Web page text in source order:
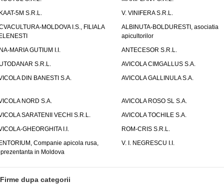
5M S.R.L.
V. VINIFERA S.R.L.
MOLDOVA I.S., FILIALA
ALBINUTA-BOLDURESTI, asociatia
apicultorilor
MARIA GUTIUM I.I.
ANTECESOR S.R.L.
S.R.L.
AVICOLA CIMGALLUS S.A.
DIN BANESTI S.A.
AVICOLA GALLINULA S.A.
NORD S.A.
AVICOLA ROSO SL S.A.
SARATENII VECHI S.R.L.
AVICOLA TOCHILE S.A.
GHEORGHITA I.I.
ROM-CRIS S.R.L.
Companie apicola rusa,
in Moldova
V. I. NEGRESCU I.I.
Firme dupa categorii